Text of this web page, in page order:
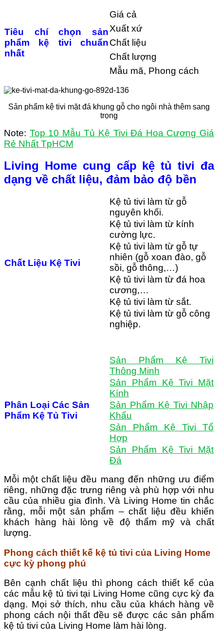
Tiêu chí chọn sản
phẩm kệ tivi chuẩn
nhất
Giá cả
Xuất xứ
Chất liệu
Chất lượng
Mẫu mã, Phong cách
Sản phẩm kệ tivi mặt đá khung gỗ cho ngôi nhà thêm sang
trọng
Note: Top 10 Mẫu Tủ Kệ Tivi Đá Hoa Cương Giá
Rẻ Nhất TpHCM
Living Home cung cấp kệ tủ tivi đa
dạng về chất liệu, đảm bảo độ bền
Chất Liệu Kệ Tivi
Kệ tủ tivi làm từ gỗ
nguyên khối.
Kệ tủ tivi làm từ kính
cường lực.
Kệ tủ tivi làm từ gỗ tự
nhiên (gỗ xoan đào, gỗ
sồi, gỗ thông,…)
Kệ tủ tivi làm từ đá hoa
cương,…
Kệ tủ tivi làm từ sắt.
Kệ tủ tivi làm từ gỗ công
nghiệp.
Phân Loại Các Sản
Phẩm Kệ Tủ Tivi
Sản Phẩm Kệ Tivi
Thông Minh
Sản Phẩm Kệ Tivi Mặt
Kính
Sản Phẩm Kệ Tivi Nhập
Khẩu
Sản Phẩm Kệ Tivi Tổ
Hợp
Sản Phẩm Kệ Tivi Mặt
Đá
Mỗi một chất liệu đều mang đến những ưu điểm
riêng, những đặc trưng riêng và phù hợp với nhu
cầu của nhiều gia đình. Và Living Home tin chắc
rằng, mỗi một sản phẩm – chất liệu đều khiến
khách hàng hài lòng về độ thẩm mỹ và chất
lượng.
Phong cách thiết kế kệ tủ tivi của Living Home
cực kỳ phong phú
Bên cạnh chất liệu thì phong cách thiết kế của
các mẫu kệ tủ tivi tại Living Home cũng cực kỳ đa
dạng. Mọi sở thích, nhu cầu của khách hàng về
phong cách nội thất đều sẽ được các sản phẩm
kệ tủ tivi của Living Home làm hài lòng.